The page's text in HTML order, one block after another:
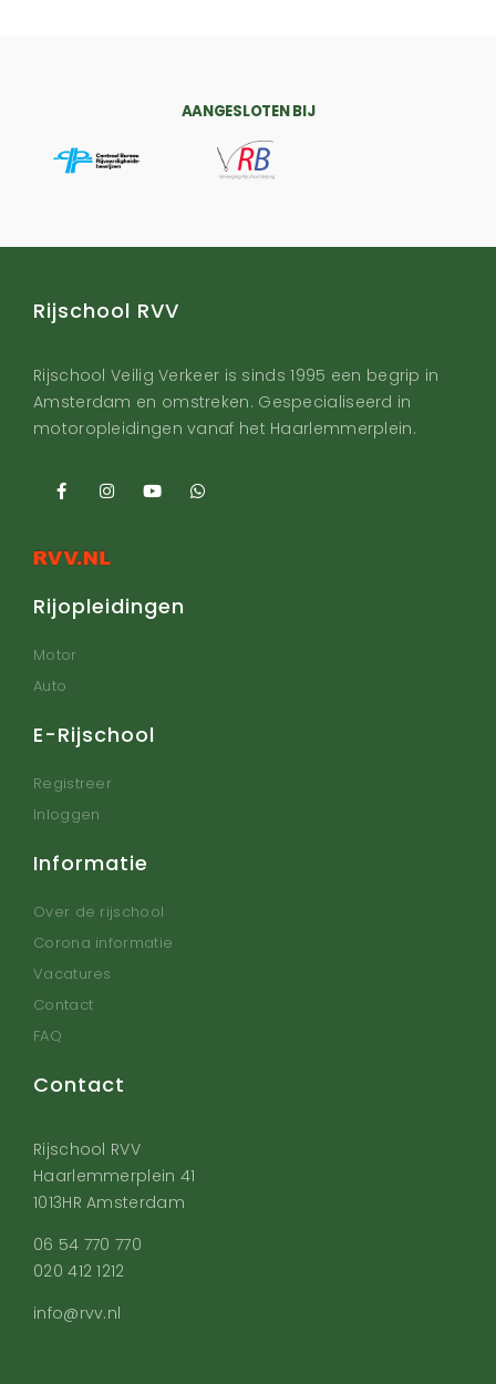
AANGESLOTEN BIJ
Rijschool RVV
Rijschool Veilig Verkeer is sinds 1995 een begrip in
Amsterdam en omstreken. Gespecialiseerd in
motoropleidingen vanaf het Haarlemmerplein.
Rijopleidingen
Motor
Auto
E-Rijschool
Registreer
Inloggen
Informatie
Over de rijschool
Corona informatie
Vacatures
Contact
FAQ
Contact
Rijschool RVV
Haarlemmerplein 41
1013HR Amsterdam
06 54 770 770
020 412 1212
info@rvv.nl